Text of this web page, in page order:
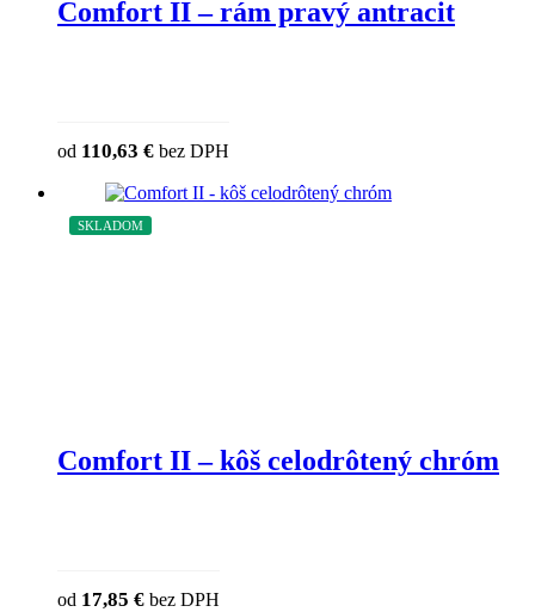
Comfort II – rám pravý antracit
od 110,63 € bez DPH
SKLADOM
Comfort II – kôš celodrôtený chróm
od 17,85 € bez DPH